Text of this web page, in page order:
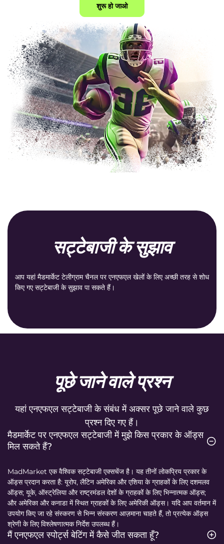
शुरू हो जाओ
सट्टेबाजी के सुझाव
आप यहां मैडमार्केट टेलीग्राम चैनल पर एनएफएल खेलों के लिए अच्छी तरह से शोध
किए गए सट्टेबाजी के सुझाव पा सकते हैं।
पूछे जाने वाले प्रश्न
यहां एनएफएल सट्टेबाजी के संबंध में अक्सर पूछे जाने वाले कुछ
प्रश्न दिए गए हैं।
मैडमार्केट पर एनएफएल सट्टेबाजी में मुझे किस प्रकार के ऑड्स
मिल सकते हैं?
MadMarket एक वैश्विक सट्टेबाजी एक्सचेंज है। यह तीनों लोकप्रिय प्रकार के
ऑड्स प्रदान करता है: यूरोप, लैटिन अमेरिका और एशिया के ग्राहकों के लिए दशमलव
ऑड्स; यूके, ऑस्ट्रेलिया और राष्ट्रमंडल देशों के ग्राहकों के लिए भिन्नात्मक ऑड्स;
और अमेरिका और कनाडा में स्थित ग्राहकों के लिए अमेरिकी ऑड्स। यदि आप वर्तमान में
उपयोग किए जा रहे संस्करण से भिन्न संस्करण आज़माना चाहते हैं, तो प्रत्येक ऑड्स
श्रेणी के लिए विश्लेषणात्मक निर्देश उपलब्ध हैं।
मैं एनएफएल स्पोर्ट्स बेटिंग में कैसे जीत सकता हूँ?